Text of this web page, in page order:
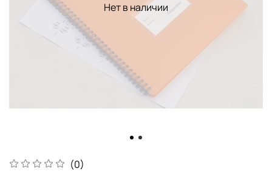
Нет в наличии
(0)